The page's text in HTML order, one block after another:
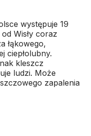
występuje 19
Wisły coraz
łąkowego,
ciepłolubny.
kleszcz
ludzi. Może
zapalenia